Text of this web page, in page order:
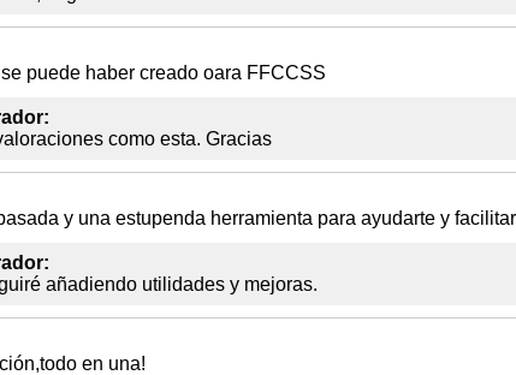
se puede haber creado oara FFCCSS
como esta. Gracias
pasada y una estupenda herramienta para ayudarte y
añadiendo utilidades y mejoras.
en una!